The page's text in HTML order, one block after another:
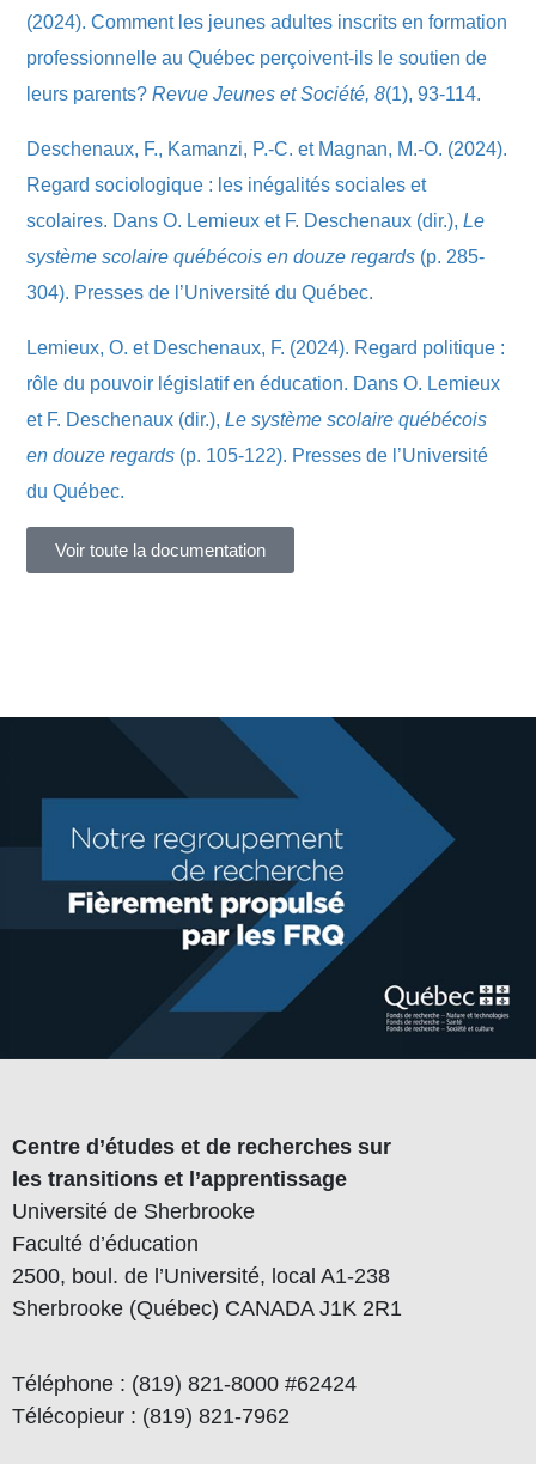
(2024). Comment les jeunes adultes inscrits en formation
professionnelle au Québec perçoivent-ils le soutien de
leurs parents? Revue Jeunes et Société, 8(1), 93-114.
Deschenaux, F., Kamanzi, P.-C. et Magnan, M.-O. (2024).
Regard sociologique : les inégalités sociales et
scolaires. Dans O. Lemieux et F. Deschenaux (dir.), Le
système scolaire québécois en douze regards (p. 285-
304). Presses de l’Université du Québec.
Lemieux, O. et Deschenaux, F. (2024). Regard politique :
rôle du pouvoir législatif en éducation. Dans O. Lemieux
et F. Deschenaux (dir.), Le système scolaire québécois
en douze regards (p. 105-122). Presses de l’Université
du Québec.
Voir toute la documentation
Centre d’études et de recherches sur
les transitions et l’apprentissage
Université de Sherbrooke
Faculté d’éducation
2500, boul. de l’Université, local A1-238
Sherbrooke (Québec) CANADA J1K 2R1
Téléphone : (819) 821-8000 #62424
Télécopieur : (819) 821-7962